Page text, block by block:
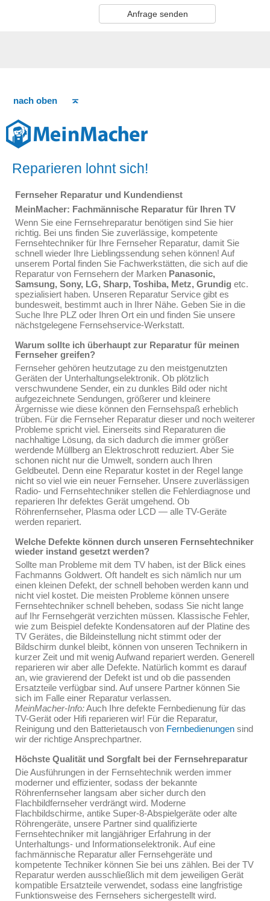
Anfrage senden
nach oben
Reparieren lohnt sich!
Fernseher Reparatur und Kundendienst
MeinMacher: Fachmännische Reparatur für Ihren TV
Wenn Sie eine Fernsehreparatur benötigen sind Sie hier
richtig. Bei uns finden Sie zuverlässige, kompetente
Fernsehtechniker für Ihre Fernseher Reparatur, damit Sie
schnell wieder Ihre Lieblingssendung sehen können! Auf
unserem Portal finden Sie Fachwerkstätten, die sich auf die
Reparatur von Fernsehern der Marken Panasonic,
Samsung, Sony, LG, Sharp, Toshiba, Metz, Grundig etc.
spezialisiert haben. Unseren Reparatur Service gibt es
bundesweit, bestimmt auch in Ihrer Nähe. Geben Sie in die
Suche Ihre PLZ oder Ihren Ort ein und finden Sie unsere
nächstgelegene Fernsehservice-Werkstatt.
Warum sollte ich überhaupt zur Reparatur für meinen
Fernseher greifen?
Fernseher gehören heutzutage zu den meistgenutzten
Geräten der Unterhaltungselektronik. Ob plötzlich
verschwundene Sender, ein zu dunkles Bild oder nicht
aufgezeichnete Sendungen, größerer und kleinere
Ärgernisse wie diese können den Fernsehspaß erheblich
trüben. Für die Fernseher Reparatur dieser und noch weiterer
Probleme spricht viel. Einerseits sind Reparaturen die
nachhaltige Lösung, da sich dadurch die immer größer
werdende Müllberg an Elektroschrott reduziert. Aber Sie
schonen nicht nur die Umwelt, sondern auch Ihren
Geldbeutel. Denn eine Reparatur kostet in der Regel lange
nicht so viel wie ein neuer Fernseher. Unsere zuverlässigen
Radio- und Fernsehtechniker stellen die Fehlerdiagnose und
reparieren Ihr defektes Gerät umgehend. Ob
Röhrenfernseher, Plasma oder LCD — alle TV-Geräte
werden repariert.
Welche Defekte können durch unseren Fernsehtechniker
wieder instand gesetzt werden?
Sollte man Probleme mit dem TV haben, ist der Blick eines
Fachmanns Goldwert. Oft handelt es sich nämlich nur um
einen kleinen Defekt, der schnell behoben werden kann und
nicht viel kostet. Die meisten Probleme können unsere
Fernsehtechniker schnell beheben, sodass Sie nicht lange
auf Ihr Fernsehgerät verzichten müssen. Klassische Fehler,
wie zum Beispiel defekte Kondensatoren auf der Platine des
TV Gerätes, die Bildeinstellung nicht stimmt oder der
Bildschirm dunkel bleibt, können von unseren Technikern in
kurzer Zeit und mit wenig Aufwand repariert werden. Generell
reparieren wir aber alle Defekte. Natürlich kommt es darauf
an, wie gravierend der Defekt ist und ob die passenden
Ersatzteile verfügbar sind. Auf unsere Partner können Sie
sich im Falle einer Reparatur verlassen.
MeinMacher-Info:Auch Ihre defekte Fernbedienung für das
TV-Gerät oder Hifi reparieren wir! Für die Reparatur,
Reinigung und den Batterietausch von Fernbedienungen sind
wir der richtige Ansprechpartner.
Höchste Qualität und Sorgfalt bei der Fernsehreparatur
Die Ausführungen in der Fernsehtechnik werden immer
moderner und effizienter, sodass der bekannte
Röhrenfernseher langsam aber sicher durch den
Flachbildfernseher verdrängt wird. Moderne
Flachbildschirme, antike Super-8-Abspielgeräte oder alte
Röhrengeräte, unsere Partner sind qualifizierte
Fernsehtechniker mit langjähriger Erfahrung in der
Unterhaltungs- und Informationselektronik. Auf eine
fachmännische Reparatur aller Fernsehgeräte und
kompetente Techniker können Sie bei uns zählen. Bei der TV
Reparatur werden ausschließlich mit dem jeweiligen Gerät
kompatible Ersatzteile verwendet, sodass eine langfristige
Funktionsweise des Fernsehers sichergestellt wird.